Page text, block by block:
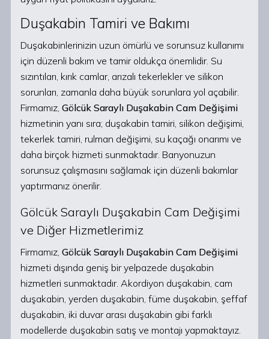
Duşakabin Tamiri ve Bakımı
Duşakabinlerinizin uzun ömürlü ve sorunsuz kullanımı
için düzenli bakım ve tamir oldukça önemlidir. Su
sızıntıları, kırık camlar, arızalı tekerlekler ve silikon
sorunları, zamanla daha büyük sorunlara yol açabilir.
Firmamız, Gölcük Saraylı Duşakabin Cam Değişimi
hizmetinin yanı sıra; duşakabin tamiri, silikon değişimi,
tekerlek tamiri, rulman değişimi, su kaçağı onarımı ve
daha birçok hizmeti sunmaktadır. Banyonuzun
sorunsuz çalışmasını sağlamak için düzenli bakımlar
yaptırmanız önerilir.
Gölcük Saraylı Duşakabin Cam Değişimi
ve Diğer Hizmetlerimiz
Firmamız, Gölcük Saraylı Duşakabin Cam Değişimi
hizmeti dışında geniş bir yelpazede duşakabin
hizmetleri sunmaktadır. Akordiyon duşakabin, cam
duşakabin, yerden duşakabin, füme duşakabin, şeffaf
duşakabin, iki duvar arası duşakabin gibi farklı
modellerde duşakabin satış ve montajı yapmaktayız.